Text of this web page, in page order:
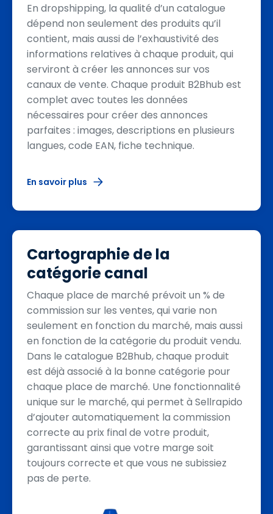
En dropshipping, la qualité d’un catalogue
dépend non seulement des produits qu’il
contient, mais aussi de l’exhaustivité des
informations relatives à chaque produit, qui
serviront à créer les annonces sur vos
canaux de vente. Chaque produit B2Bhub est
complet avec toutes les données
nécessaires pour créer des annonces
parfaites : images, descriptions en plusieurs
langues, code EAN, fiche technique.
En savoir plus
Cartographie de la
catégorie canal
Chaque place de marché prévoit un % de
commission sur les ventes, qui varie non
seulement en fonction du marché, mais aussi
en fonction de la catégorie du produit vendu.
Dans le catalogue B2Bhub, chaque produit
est déjà associé à la bonne catégorie pour
chaque place de marché. Une fonctionnalité
unique sur le marché, qui permet à Sellrapido
d’ajouter automatiquement la commission
correcte au prix final de votre produit,
garantissant ainsi que votre marge soit
toujours correcte et que vous ne subissiez
pas de perte.